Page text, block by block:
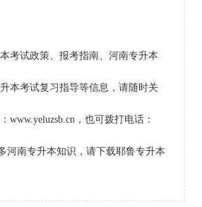
考试政策、报考指南、河南专升本
本考试复习指导等信息，请随时关
www.yeluzsb.cn，也可拨打电话：
河南专升本知识，请下载耶鲁专升本